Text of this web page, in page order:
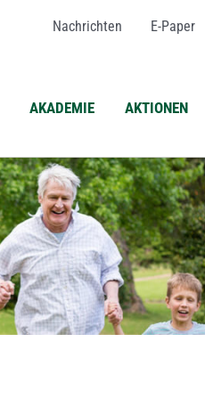
Nachrichten E-Paper
AKADEMIE AKTIONEN